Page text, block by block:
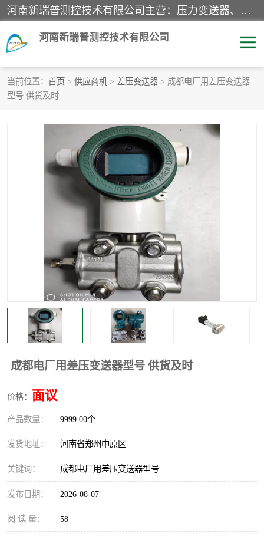
河南新瑞普测控技术有限公司主营：压力变送器、液位变送器、差压变送器、雷达料位计、电容物位计、温度显示控制仪表、电量变送器、流量计、工业自动化系统成套设备。
河南新瑞普测控技术有限公司
当前位置： 首页 > 供应商机 > 差压变送器 > 成都电厂用差压变送器
型号 供货及时
成都电厂用差压变送器型号 供货及时
价格： 面议
产品数量： 9999.00个
发货地址： 河南省郑州中原区
关键词： 成都电厂用差压变送器型号
发布日期： 2026-08-07
阅 读 量： 58
霍尼韦尔压力变送器
1151/3351产品分类 精巧型压力变送器
液位变送器 雷达料位计
标准型工业压力变送器 罐旁显示仪
压力变送器 电容物位计
温度显示控制仪表 电量变送器
流量计 工业自动化系统成套设备